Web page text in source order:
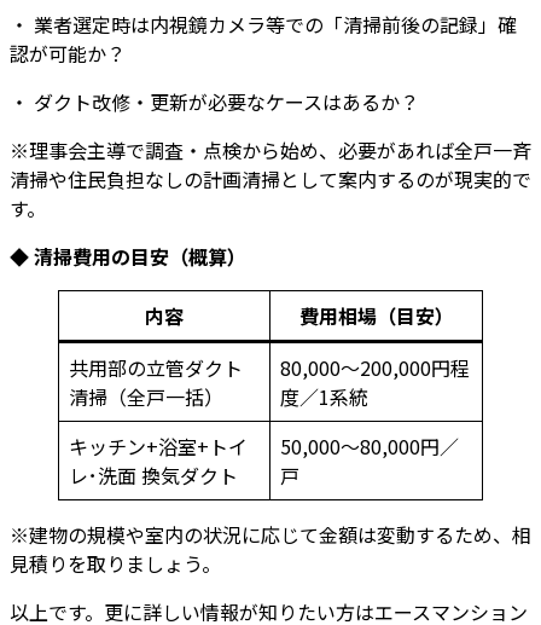
・ 業者選定時は内視鏡カメラ等での「清掃前後の記録」確
認が可能か？
・ ダクト改修・更新が必要なケースはあるか？
※理事会主導で調査・点検から始め、必要があれば全戸一斉
清掃や住民負担なしの計画清掃として案内するのが現実的で
す。
◆ 清掃費用の目安（概算）
内容
費用相場（目安）
共用部の立管ダクト
清掃（全戸一括）
80,000～200,000円程
度／1系統
キッチン+浴室+トイ
レ･洗面 換気ダクト
50,000～80,000円／
戸
※建物の規模や室内の状況に応じて金額は変動するため、相
見積りを取りましょう。
以上です。更に詳しい情報が知りたい方はエースマンション